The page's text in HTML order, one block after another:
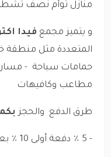
منازل توأم نصف تشطيب
و يتميز مجمع فيدا
المتعددة مثل منطقة
حمامات سباحة -
مطاعب وكافيهات
طرق الدفع والحجز
- 5 ٪ دفعة أولى 10 ٪ بعد 3 أشهر والباقي على 7 سنوات